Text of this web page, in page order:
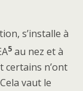
s’installe à
5 au nez et à
certains n’ont
vaut le